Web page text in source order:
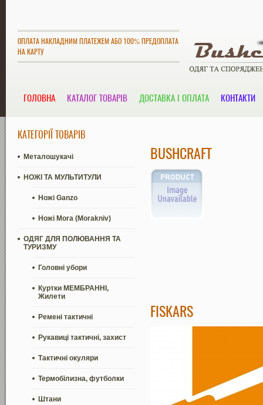
ОПЛАТА НАКЛАДНИМ ПЛАТЕЖЕМ АБО 100% ПРЕДОПЛАТА
НА КАРТУ
ГОЛОВНА КАТАЛОГ ТОВАРІВ ДОСТАВКА І ОПЛАТА КОНТАКТИ
КАТЕГОРІЇ ТОВАРІВ
Металошукачі
НОЖІ ТА МУЛЬТИТУЛИ
Ножі Ganzo
Ножі Mora (Morakniv)
ОДЯГ ДЛЯ ПОЛЮВАННЯ ТА
ТУРИЗМУ
Головні убори
Куртки МЕМБРАННІ,
Жилети
Ремені тактичні
Рукавиці тактичні, захист
Тактичні окуляри
Термобілизна, футболки
Штани
BUSHCRAFT
FISKARS